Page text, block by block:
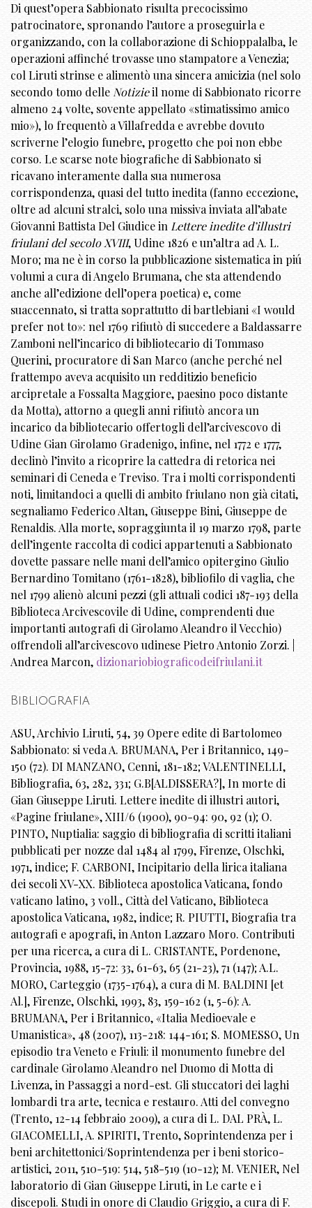
Di quest’opera Sabbionato risulta precocissimo
patrocinatore, spronando l’autore a proseguirla e
organizzando, con la collaborazione di Schioppalalba, le
operazioni affinché trovasse uno stampatore a Venezia;
col Liruti strinse e alimentò una sincera amicizia (nel solo
secondo tomo delleNotizieil nome di Sabbionato ricorre
almeno 24 volte, sovente appellato «stimatissimo amico
mio»), lo frequentò a Villafredda e avrebbe dovuto
scriverne l’elogio funebre, progetto che poi non ebbe
corso. Le scarse note biografiche di Sabbionato si
ricavano interamente dalla sua numerosa
corrispondenza, quasi del tutto inedita (fanno eccezione,
oltre ad alcuni stralci, solo una missiva inviata all’abate
Giovanni Battista Del Giudice inLettere inedite d’illustri
friulani del secolo XVIII, Udine 1826 e un’altra ad A. L.
Moro; ma ne è in corso la pubblicazione sistematica in piú
volumi a cura di Angelo Brumana, che sta attendendo
anche all’edizione dell’opera poetica) e, come
suaccennato, si tratta soprattutto di bartlebiani «I would
prefer not to»: nel 1769 rifiutò di succedere a Baldassarre
Zamboni nell’incarico di bibliotecario di Tommaso
Querini, procuratore di San Marco (anche perché nel
frattempo aveva acquisito un redditizio beneficio
arcipretale a Fossalta Maggiore, paesino poco distante
da Motta), attorno a quegli anni rifiutò ancora un
incarico da bibliotecario offertogli dell’arcivescovo di
Udine Gian Girolamo Gradenigo, infine, nel 1772 e 1777,
declinò l’invito a ricoprire la cattedra di retorica nei
seminari di Ceneda e Treviso. Tra i molti corrispondenti
noti, limitandoci a quelli di ambito friulano non già citati,
segnaliamo Federico Altan, Giuseppe Bini, Giuseppe de
Renaldis. Alla morte, sopraggiunta il 19 marzo 1798, parte
dell’ingente raccolta di codici appartenuti a Sabbionato
dovette passare nelle mani dell’amico opitergino Giulio
Bernardino Tomitano (1761-1828), bibliofilo di vaglia, che
nel 1799 alienò alcuni pezzi (gli attuali codici 187-193 della
Biblioteca Arcivescovile di Udine, comprendenti due
importanti autografi di Girolamo Aleandro il Vecchio)
offrendoli all’arcivescovo udinese Pietro Antonio Zorzi. |
Andrea Marcon, dizionariobiograficodeifriulani.it
Bibliografia
ASU, Archivio Liruti, 54, 39 Opere edite di Bartolomeo
Sabbionato: si veda A. BRUMANA, Per i Britannico, 149-
150 (72). DI MANZANO, Cenni, 181-182; VALENTINELLI,
Bibliografia, 63, 282, 331; G.B[ALDISSERA?], In morte di
Gian Giuseppe Liruti. Lettere inedite di illustri autori,
«Pagine friulane», XIII/6 (1900), 90-94: 90, 92 (1); O.
PINTO, Nuptialia: saggio di bibliografia di scritti italiani
pubblicati per nozze dal 1484 al 1799, Firenze, Olschki,
1971, indice; F. CARBONI, Incipitario della lirica italiana
dei secoli XV-XX. Biblioteca apostolica Vaticana, fondo
vaticano latino, 3 voll., Città del Vaticano, Biblioteca
apostolica Vaticana, 1982, indice; R. PIUTTI, Biografia tra
autografi e apografi, in Anton Lazzaro Moro. Contributi
per una ricerca, a cura di L. CRISTANTE, Pordenone,
Provincia, 1988, 15-72: 33, 61-63, 65 (21-23), 71 (147); A.L.
MORO, Carteggio (1735-1764), a cura di M. BALDINI [et
Al.], Firenze, Olschki, 1993, 83, 159-162 (1, 5-6): A.
BRUMANA, Per i Britannico, «Italia Medioevale e
Umanistica», 48 (2007), 113-218: 144-161; S. MOMESSO, Un
episodio tra Veneto e Friuli: il monumento funebre del
cardinale Girolamo Aleandro nel Duomo di Motta di
Livenza, in Passaggi a nord-est. Gli stuccatori dei laghi
lombardi tra arte, tecnica e restauro. Atti del convegno
(Trento, 12-14 febbraio 2009), a cura di L. DAL PRÀ, L.
GIACOMELLI, A. SPIRITI, Trento, Soprintendenza per i
beni architettonici/Soprintendenza per i beni storico-
artistici, 2011, 510-519: 514, 518-519 (10-12); M. VENIER, Nel
laboratorio di Gian Giuseppe Liruti, in Le carte e i
discepoli. Studi in onore di Claudio Griggio, a cura di F.